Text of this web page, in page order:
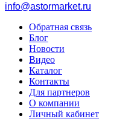
info@astormarket.ru
Обратная связь
Блог
Новости
Видео
Каталог
Контакты
Для партнеров
О компании
Личный кабинет